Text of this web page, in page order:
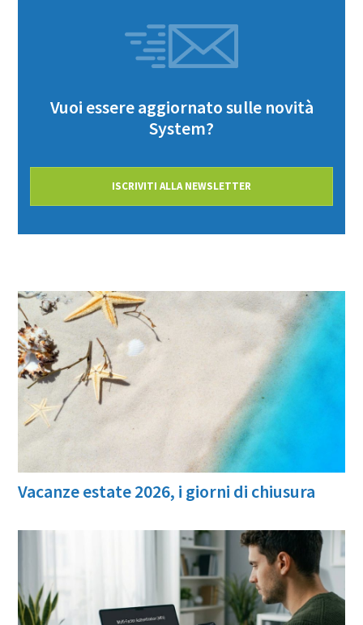
Vuoi essere aggiornato sulle novità
System?
ISCRIVITI ALLA NEWSLETTER
Vacanze estate 2026, i giorni di chiusura